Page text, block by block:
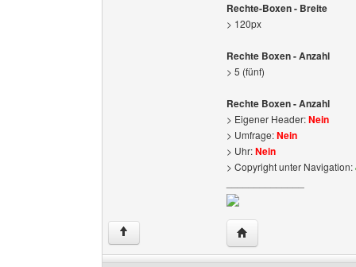
Rechte-Boxen - Breite
> 120px
Rechte Boxen - Anzahl
> 5 (fünf)
Rechte Boxen - Anzahl
> Eigener Header:Nein
> Umfrage:Nein
> Uhr:Nein
> Copyright unter Navigation:
↑ Website dieses